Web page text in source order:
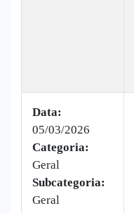
Data:
05/03/2026
Categoria:
Geral
Subcategoria:
Geral